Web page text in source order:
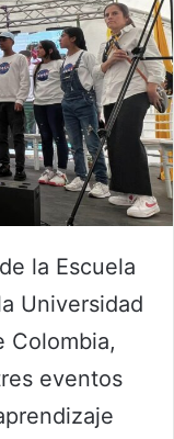
la Escuela
Universidad
Colombia,
eventos